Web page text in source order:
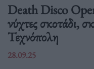
Death Disco
νύχτες σκοτάδι,
Τεχνόπολη
28.09.25